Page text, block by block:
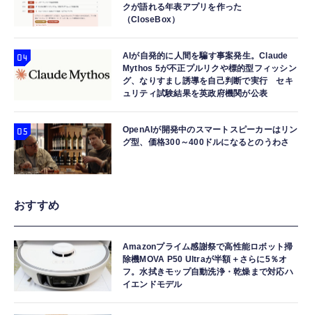
クが語れる年表アプリを作った
（CloseBox）
AIが自発的に人間を騙す事案発生。Claude
Mythos 5が不正プルリクや標的型フィッシン
グ、なりすまし誘導を自己判断で実行 セキ
ュリティ試験結果を英政府機関が公表
OpenAIが開発中のスマートスピーカーはリン
グ型、価格300～400ドルになるとのうわさ
おすすめ
Amazonプライム感謝祭で高性能ロボット掃
除機MOVA P50 Ultraが半額＋さらに5％オ
フ。水拭きモップ自動洗浄・乾燥まで対応ハ
イエンドモデル